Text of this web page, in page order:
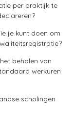
per praktijk te
je kunt doen om
behalen van
werkuren
scholingen